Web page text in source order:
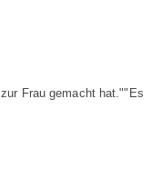
Frau gemacht hat.""Es